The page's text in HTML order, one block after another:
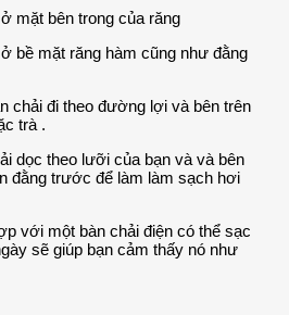
mặt bên trong của răng
bề mặt răng hàm cũng như đằng
chải đi theo đường lợi và bên trên
trà .
dọc theo lưỡi của bạn và và bên
đằng trước để làm làm sạch hơi
với một bàn chải điện có thể sạc
sẽ giúp bạn cảm thấy nó như